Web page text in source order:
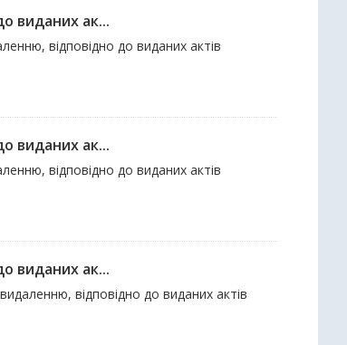
виданих ак...
відповідно до виданих актів
виданих ак...
відповідно до виданих актів
виданих ак...
відповідно до виданих актів